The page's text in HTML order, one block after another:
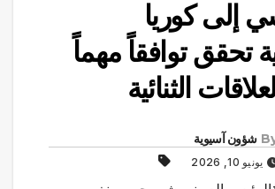
إلى كوريا
تحقق توافقاً مهماً
الثنائية
شؤون آسيوية
يونيو 10, 2026